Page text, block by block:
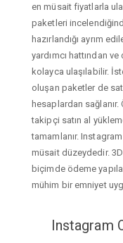
en müsait fiyatlarla
paketleri
hazırlandığı ayrım
yardımcı hattından
kolayca ulaşılabilir.
oluşan paketler de
hesaplardan sağlanır.
takipçi satın al
tamamlanır.
müsait düzeydedir. 3D
biçimde ödeme
mühim bir emniyet
Instagram